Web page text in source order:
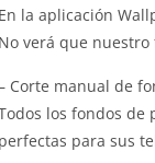
En la aplicación
No verá que
Corte manual de
los fondos
perfectas para sus